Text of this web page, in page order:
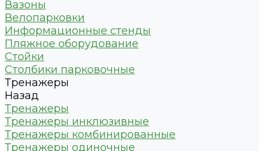
Вазоны
Велопарковки
Информационные стенды
Пляжное оборудование
Стойки
Столбики парковочные
Тренажеры
Назад
Тренажеры
Тренажеры инклюзивные
Тренажеры комбинированные
Тренажеры одиночные